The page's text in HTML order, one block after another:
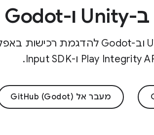
מעבר אל GitHub (Godot)